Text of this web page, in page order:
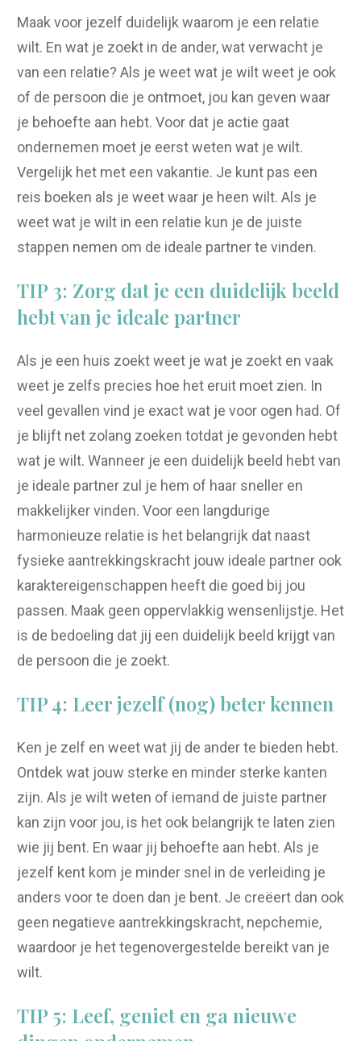
Maak voor jezelf duidelijk waarom je een relatie
wilt. En wat je zoekt in de ander, wat verwacht je
van een relatie? Als je weet wat je wilt weet je ook
of de persoon die je ontmoet, jou kan geven waar
je behoefte aan hebt. Voor dat je actie gaat
ondernemen moet je eerst weten wat je wilt.
Vergelijk het met een vakantie. Je kunt pas een
reis boeken als je weet waar je heen wilt. Als je
weet wat je wilt in een relatie kun je de juiste
stappen nemen om de ideale partner te vinden.
TIP 3: Zorg dat je een duidelijk beeld
hebt van je ideale partner
Als je een huis zoekt weet je wat je zoekt en vaak
weet je zelfs precies hoe het eruit moet zien. In
veel gevallen vind je exact wat je voor ogen had. Of
je blijft net zolang zoeken totdat je gevonden hebt
wat je wilt. Wanneer je een duidelijk beeld hebt van
je ideale partner zul je hem of haar sneller en
makkelijker vinden. Voor een langdurige
harmonieuze relatie is het belangrijk dat naast
fysieke aantrekkingskracht jouw ideale partner ook
karaktereigenschappen heeft die goed bij jou
passen. Maak geen oppervlakkig wensenlijstje. Het
is de bedoeling dat jij een duidelijk beeld krijgt van
de persoon die je zoekt.
TIP 4: Leer jezelf (nog) beter kennen
Ken je zelf en weet wat jij de ander te bieden hebt.
Ontdek wat jouw sterke en minder sterke kanten
zijn. Als je wilt weten of iemand de juiste partner
kan zijn voor jou, is het ook belangrijk te laten zien
wie jij bent. En waar jij behoefte aan hebt. Als je
jezelf kent kom je minder snel in de verleiding je
anders voor te doen dan je bent. Je creëert dan ook
geen negatieve aantrekkingskracht, nepchemie,
waardoor je het tegenovergestelde bereikt van je
wilt.
TIP 5: Leef, geniet en ga nieuwe